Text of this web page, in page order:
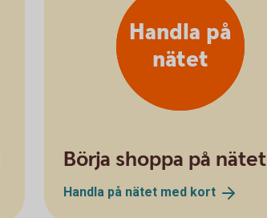
Handla på
nätet
Börja shoppa på nätet
Handla på nätet med kort